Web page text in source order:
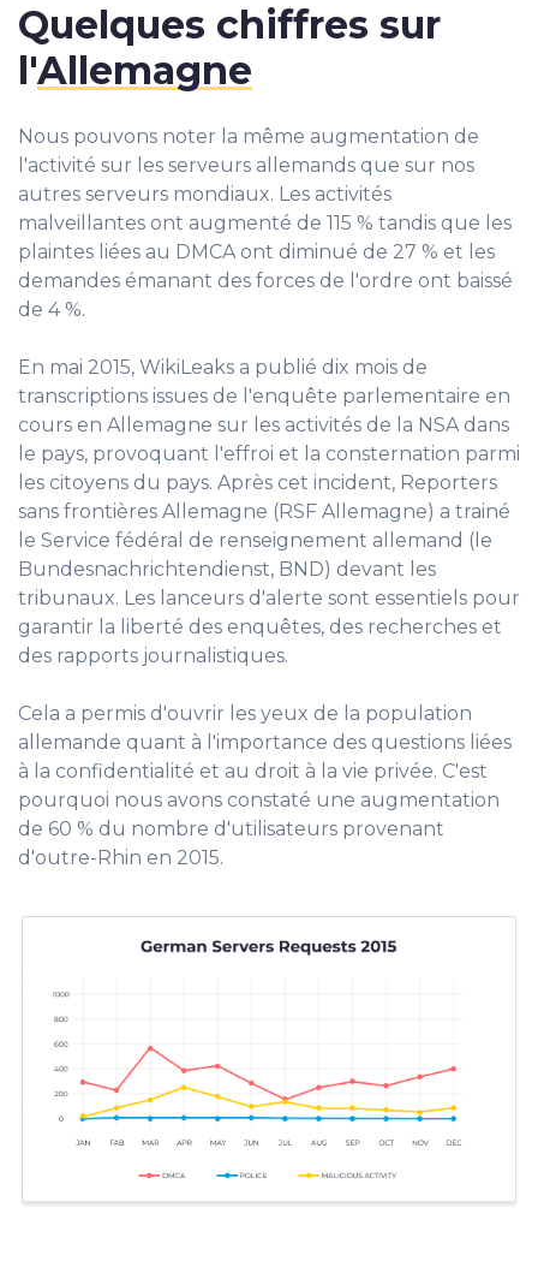
Quelques chiffres sur
l'Allemagne
Nous pouvons noter la même augmentation de
l'activité sur les serveurs allemands que sur nos
autres serveurs mondiaux. Les activités
malveillantes ont augmenté de 115 % tandis que les
plaintes liées au DMCA ont diminué de 27 % et les
demandes émanant des forces de l'ordre ont baissé
de 4 %.
En mai 2015, WikiLeaks a publié dix mois de
transcriptions issues de l'enquête parlementaire en
cours en Allemagne sur les activités de la NSA dans
le pays, provoquant l'effroi et la consternation parmi
les citoyens du pays. Après cet incident, Reporters
sans frontières Allemagne (RSF Allemagne) a trainé
le Service fédéral de renseignement allemand (le
Bundesnachrichtendienst, BND) devant les
tribunaux. Les lanceurs d'alerte sont essentiels pour
garantir la liberté des enquêtes, des recherches et
des rapports journalistiques.
Cela a permis d'ouvrir les yeux de la population
allemande quant à l'importance des questions liées
à la confidentialité et au droit à la vie privée. C'est
pourquoi nous avons constaté une augmentation
de 60 % du nombre d'utilisateurs provenant
d'outre-Rhin en 2015.